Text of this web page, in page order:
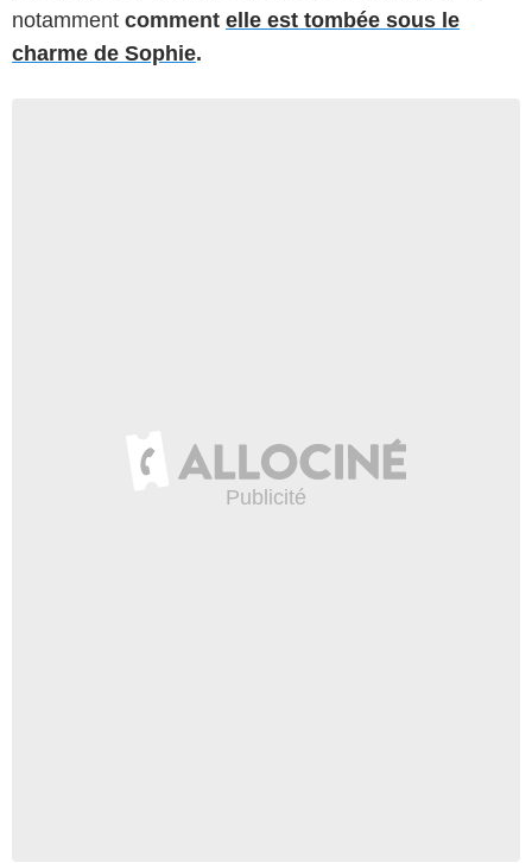
notamment comment elle est tombée sous le
charme de Sophie.